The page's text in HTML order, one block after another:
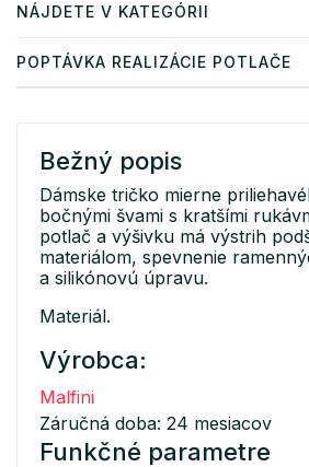
NÁJDETE V KATEGÓRII
POPTÁVKA REALIZÁCIE POTLAČE
Bežný popis
Dámske tričko mierne
bočnými švami s kratšími
potlač a výšivku má výstrih
materiálom, spevnenie
a silikónovú úpravu.
Materiál.
Výrobca:
Malfini
Záručná doba: 24 mesiacov
Funkčné parametre